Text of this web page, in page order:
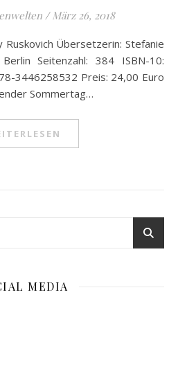
/ März 26, 2018
Seitenzahl: 384 ISBN-10:
3446258532 Preis: 24,00 Euro
Sommertag…
MEDIA